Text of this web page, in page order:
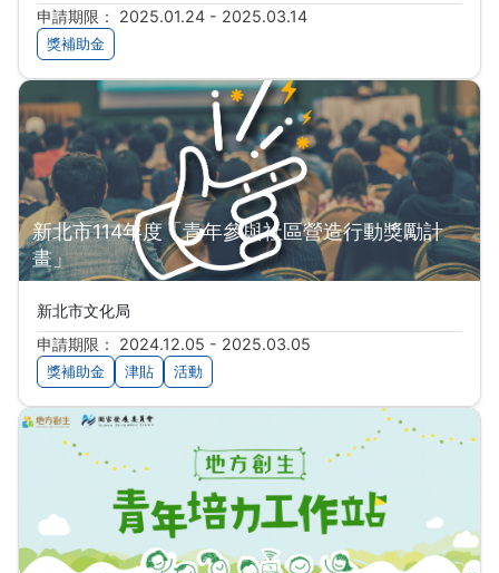
申請期限： 2025.01.24 - 2025.03.14
獎補助金
新北市114年度「青年參與社區營造行動獎勵計
畫」
新北市文化局
申請期限： 2024.12.05 - 2025.03.05
獎補助金 津貼 活動